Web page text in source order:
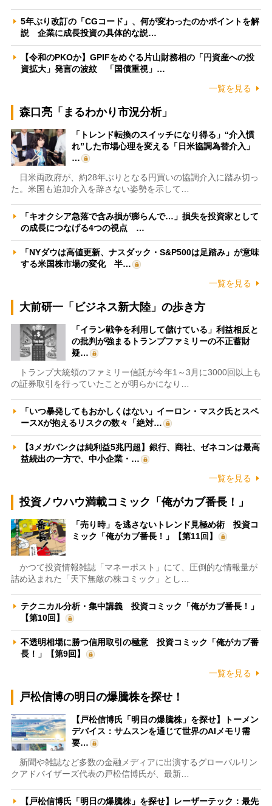
5年ぶり改訂の「CGコード」、何が変わったのかポイントを解
説 企業に成長投資の具体的な説…
【令和のPKOか】GPIFをめぐる片山財務相の「円資産への投
資拡大」発言の波紋 「国債重視」…
一覧を見る
森口亮「まるわかり市況分析」
「トレンド転換のスイッチになり得る」“介入慣
れ”した市場心理を変える「日米協調為替介入」
…
日米両政府が、約28年ぶりとなる円買いの協調介入に踏み切っ
た。米国も追加介入を辞さない姿勢を示して…
「キオクシア急落で含み損が膨らんで…」損失を投資家として
の成長につなげる4つの視点 …
「NYダウは高値更新、ナスダック・S&P500は足踏み」が意味
する米国株市場の変化 半…
一覧を見る
大前研一「ビジネス新大陸」の歩き方
「イラン戦争を利用して儲けている」利益相反と
の批判が強まるトランプファミリーの不正蓄財
疑…
トランプ大統領のファミリー信託が今年1～3月に3000回以上も
の証券取引を行っていたことが明らかになり…
「いつ暴発してもおかしくはない」イーロン・マスク氏とスペ
ースXが抱えるリスクの数々「絶対…
【3メガバンクは純利益5兆円超】銀行、商社、ゼネコンは最高
益続出の一方で、中小企業・…
一覧を見る
投資ノウハウ満載コミック「俺がカブ番長！」
「売り時」を逃さないトレンド見極め術 投資コ
ミック「俺がカブ番長！」【第11回】
かつて投資情報雑誌「マネーポスト」にて、圧倒的な情報量が
詰め込まれた「天下無敵の株コミック」とし…
テクニカル分析・集中講義 投資コミック「俺がカブ番長！」
【第10回】
不透明相場に勝つ信用取引の極意 投資コミック「俺がカブ番
長！」【第9回】
一覧を見る
戸松信博の明日の爆騰株を探せ！
【戸松信博氏「明日の爆騰株」を探せ】トーメン
デバイス：サムスンを通じて世界のAIメモリ需
要…
新聞や雑誌など多数の金融メディアに出演するグローバルリン
クアドバイザーズ代表の戸松信博氏が、最新…
【戸松信博氏「明日の爆騰株」を探せ】レーザーテック：最先